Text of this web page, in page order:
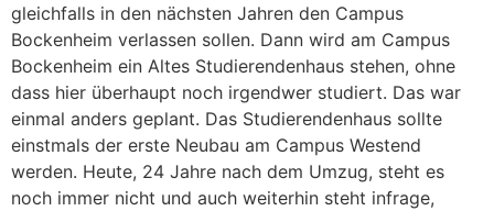
gleichfalls in den nächsten Jahren den Campus
Bockenheim verlassen sollen. Dann wird am Campus
Bockenheim ein Altes Studierendenhaus stehen, ohne
dass hier überhaupt noch irgendwer studiert. Das war
einmal anders geplant. Das Studierendenhaus sollte
einstmals der erste Neubau am Campus Westend
werden. Heute, 24 Jahre nach dem Umzug, steht es
noch immer nicht und auch weiterhin steht infrage,